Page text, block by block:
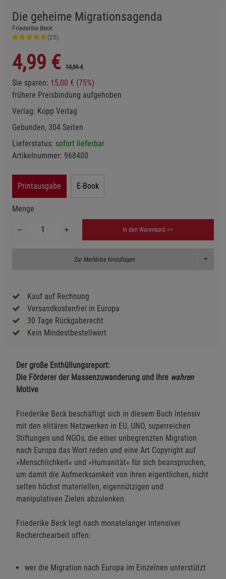
Die geheime Migrationsagenda
Friederike Beck
(25)
4,99 € 19,99 €
Sie sparen: 15,00 € (75%)
frühere Preisbindung aufgehoben
Verlag: Kopp Verlag
Gebunden, 304 Seiten
Lieferstatus: sofort lieferbar
Artikelnummer: 968400
Printausgabe E-Book
Menge
In den Warenkorb >>
Zur Merkliste hinzufügen Toggle
Kauf auf Rechnung
Versandkostenfrei in Europa
30 Tage Rückgaberecht
Kein Mindestbestellwert
Der große Enthüllungsreport:
Die Förderer der Massenzuwanderung und ihre wahren
Motive
Friederike Beck beschäftigt sich in diesem Buch intensiv
mit den elitären Netzwerken in EU, UNO, superreichen
Stiftungen und NGOs, die einer unbegrenzten Migration
nach Europa das Wort reden und eine Art Copyright auf
»Menschlichkeit« und »Humanität« für sich beanspruchen,
um damit die Aufmerksamkeit von ihren eigentlichen, nicht
selten höchst materiellen, eigennützigen und
manipulativen Zielen abzulenken.
Friederike Beck legt nach monatelanger intensiver
Recherchearbeit offen:
wer die Migration nach Europa im Einzelnen unterstützt